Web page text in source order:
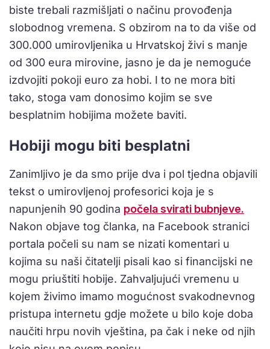
biste trebali razmišljati o načinu provođenja
slobodnog vremena. S obzirom na to da više od
300.000 umirovljenika u Hrvatskoj živi s manje
od 300 eura mirovine, jasno je da je nemoguće
izdvojiti pokoji euro za hobi. I to ne mora biti
tako, stoga vam donosimo kojim se sve
besplatnim hobijima možete baviti.
Hobiji mogu biti besplatni
Zanimljivo je da smo prije dva i pol tjedna objavili
tekst o umirovljenoj profesorici koja je s
napunjenih 90 godina počela svirati bubnjeve.
Nakon objave tog članka, na Facebook stranici
portala počeli su nam se nizati komentari u
kojima su naši čitatelji pisali kao si financijski ne
mogu priuštiti hobije. Zahvaljujući vremenu u
kojem živimo imamo mogućnost svakodnevnog
pristupa internetu gdje možete u bilo koje doba
naučiti hrpu novih vještina, pa čak i neke od njih